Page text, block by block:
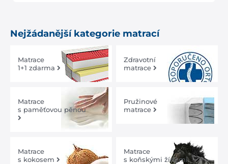
Nejžádanější kategorie matrací
Matrace
1+1 zdarma
Zdravotní
matrace
Matrace
s paměťovou pěnou
Pružinové
matrace
Matrace
s kokosem
Matrace
s koňskými žíněmi